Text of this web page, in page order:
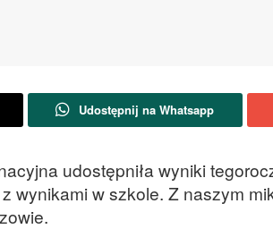
Udostępnij na Whatsapp
udostępniła wyniki
wynikami w szkole. Z naszym